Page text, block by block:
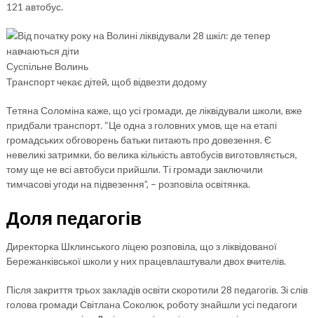
121 автобус.
Суспільне Волинь
Транспорт чекає дітей, щоб відвезти додому
Тетяна Соломіна каже, що усі громади, де ліквідували школи, вже
придбали транспорт. “Це одна з головних умов, ще на етапі
громадських обговорень батьки питають про довезення. Є
невеликі затримки, бо велика кількість автобусів виготовляється,
тому ще не всі автобуси прийшли. Ті громади заключили
тимчасові угоди на підвезення”, – розповіла освітянка.
Доля педагогів
Директорка Шклинського ліцею розповіла, що з ліквідованої
Бережанківської школи у них працевлаштували двох вчителів.
Після закриття трьох закладів освіти скоротили 28 педагогів. Зі слів
голова громади Світлана Соколюк, роботу знайшли усі педагоги